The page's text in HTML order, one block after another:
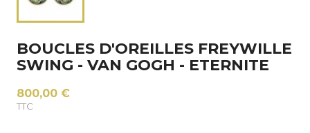
BOUCLES D'OREILLES FREYWILLE
SWING - VAN GOGH - ETERNITE
800,00 €
TTC